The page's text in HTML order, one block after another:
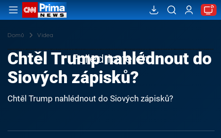
Domů Videa
Failed to fetch
Chtěl Trump nahlédnout do
Siových zápisků?
Chtěl Trump nahlédnout do Siových zápisků?